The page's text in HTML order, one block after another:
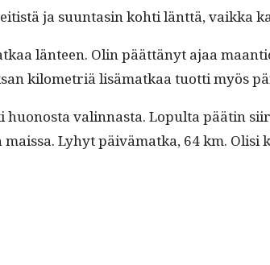
ja suun­tasin kohti länt­tä, vaik­ka
län­teen. Olin päät­tänyt ajaa
kilo­metriä lisä­matkaa tuot­ti myös
valin­nas­ta. Lop­ul­ta päätin
Lyhyt päivä­mat­ka, 64 km.